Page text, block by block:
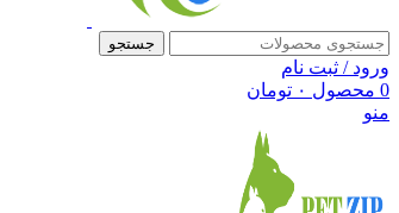
جستجو
ورود / ثبت نام
0 محصول ۰ تومان
منو